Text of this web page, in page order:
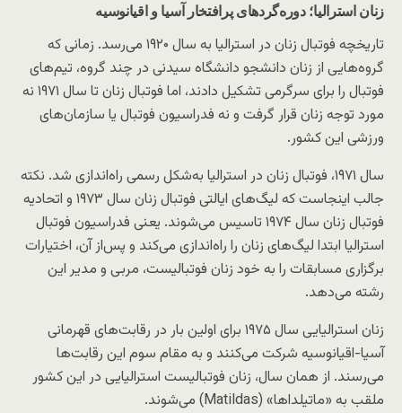
زنان استرالیا؛ دوره‌گردهای پرافتخار آسیا و اقیانوسیه
تاریخچه فوتبال زنان در استرالیا به سال ۱۹۲۰ می‌رسد. زمانی که
گروه‌هایی از زنان دانشجو دانشگاه سیدنی در چند گروه، تیم‌های
فوتبال را برای سرگرمی تشکیل دادند، اما فوتبال زنان تا سال ۱۹۷۱ نه
مورد توجه زنان قرار گرفت و نه فدراسیون فوتبال یا سازمان‌های
ورزشی این کشور.
سال ۱۹۷۱، فوتبال زنان در استرالیا به‌شکل رسمی راه‌اندازی شد. نکته
جالب اینجاست که لیگ‌های ایالتی فوتبال زنان سال ۱۹۷۳ و اتحادیه
فوتبال زنان سال ۱۹۷۴ تاسیس می‌شوند. یعنی فدراسیون فوتبال
استرالیا ابتدا لیگ‌های زنان را راه‌اندازی می‌کند و پس‌از آن، اختیارات
برگزاری مسابقات را به خود زنان فوتبالیست، مربی و مدیر این
رشته می‌دهد.
زنان استرالیایی سال ۱۹۷۵ برای اولین بار در رقابت‌های قهرمانی
آسیا-اقیانوسیه شرکت می‌کنند و به مقام سوم این رقابت‌ها
می‌رسند. از همان سال، زنان فوتبالیست استرالیایی در این کشور
ملقب به «ماتیلداها» (Matildas) می‌شوند.